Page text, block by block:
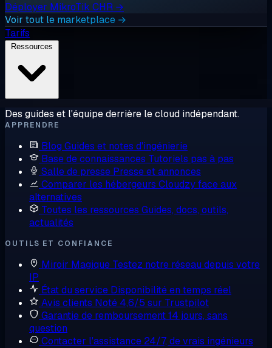
Déployer MikroTik CHR →
Voir tout le marketplace →
Tarifs
Des guides et l'équipe derrière le cloud indépendant.
APPRENDRE
Blog Guides et notes d'ingénierie
Base de connaissances Tutoriels pas à pas
Salle de presse Presse et annonces
Comparer les hébergeurs Cloudzy face aux
alternatives
Toutes les ressources Guides, docs, outils,
actualités
OUTILS ET CONFIANCE
Miroir Magique Testez notre réseau depuis votre
IP
État du service Disponibilité en temps réel
Avis clients Noté 4,6/5 sur Trustpilot
Garantie de remboursement14 jours, sans
question
Contacter l'assistance 24/7, de vrais ingénieurs